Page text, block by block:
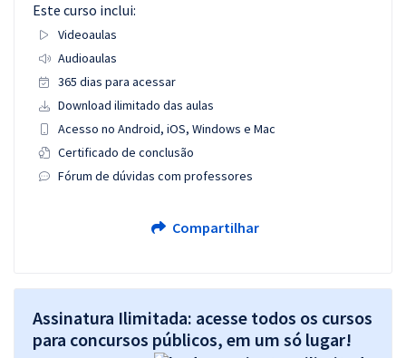
Este curso inclui:
Videoaulas
Audioaulas
365 dias para acessar
Download ilimitado das aulas
Acesso no Android, iOS, Windows e Mac
Certificado de conclusão
Fórum de dúvidas com professores
Compartilhar
Assinatura Ilimitada: acesse todos os cursos
para concursos públicos, em um só lugar!